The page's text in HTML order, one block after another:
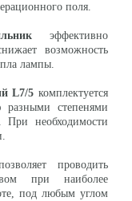
поля.
эффективно
возможность
лампы.
L7/5 комплектуется
степенями
При необходимости
проводить
при наиболее
под любым углом